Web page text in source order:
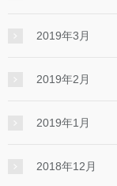
2019年3月
2019年2月
2019年1月
2018年12月